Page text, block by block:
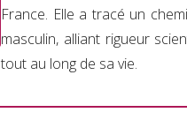
France. Elle a tracé un
masculin, alliant rigueur
tout au long de sa vie.